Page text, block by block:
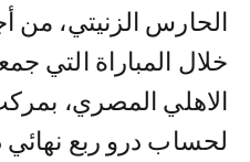
الحارس الزنيتي، من
خلال المباراة التي
الاهلي المصري،
لحساب درو ربع نهائي